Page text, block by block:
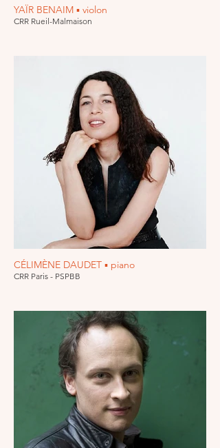
YAÏR BENAIM ▪ violon
CRR Rueil-Malmaison
CÉLIMÈNE DAUDET ▪ piano
CRR Paris - PSPBB